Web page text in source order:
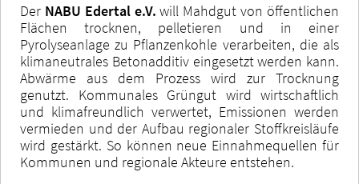
Der NABU Edertal e.V.will Mahdgut von öffentlichen
Flächen trocknen, pelletieren und in einer
Pyrolyseanlage zu Pflanzenkohle verarbeiten, die als
klimaneutrales Betonadditiv eingesetzt werden kann.
Abwärme aus dem Prozess wird zur Trocknung
genutzt. Kommunales Grüngut wird wirtschaftlich
und klimafreundlich verwertet, Emissionen werden
vermieden und der Aufbau regionaler Stoffkreisläufe
wird gestärkt. So können neue Einnahmequellen für
Kommunen und regionale Akteure entstehen.